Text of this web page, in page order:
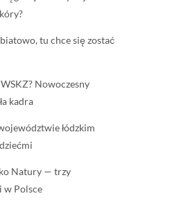
tu chce się zostać
Nowoczesny
kadra
łódzkim
Natury — trzy
w Polsce